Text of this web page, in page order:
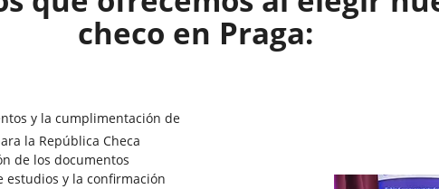
checo en Praga:
y la cumplimentación de
la República Checa
de los documentos
estudios y la confirmación